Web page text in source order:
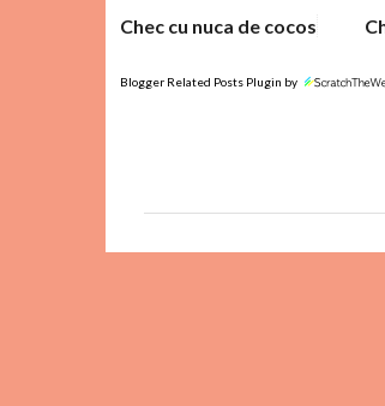
Chec cu nuca de cocos
Blogger Related Posts Plugin by